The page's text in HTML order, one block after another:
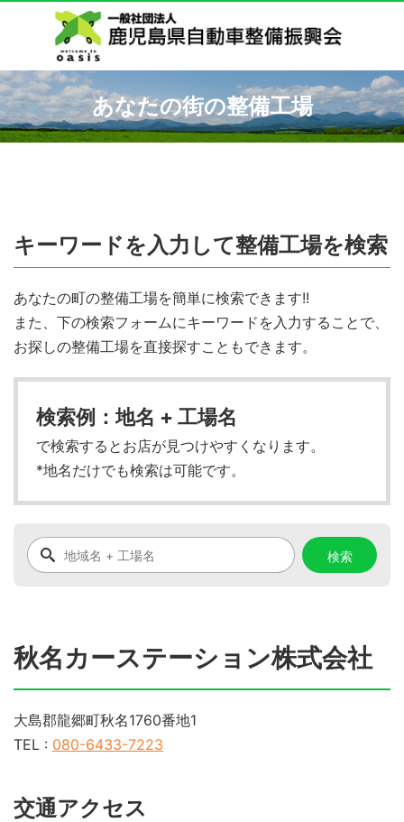
あなたの街の整備工場
キーワードを入力して整備工場を検索
あなたの町の整備工場を簡単に検索できます!!
また、下の検索フォームにキーワードを入力することで、
お探しの整備工場を直接探すこともできます。
検索例：地名 + 工場名
で検索するとお店が見つけやすくなります。
*地名だけでも検索は可能です。
秋名カーステーション株式会社
大島郡龍郷町秋名1760番地1
TEL : 080-6433-7223
交通アクセス